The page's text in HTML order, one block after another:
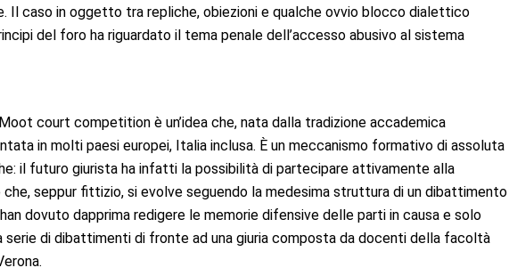
Il caso in oggetto tra repliche, obiezioni e qualche ovvio blocco dialettico
del foro ha riguardato il tema penale dell’accesso abusivo al sistema
Moot court competition è un’idea che, nata dalla tradizione accademica
in molti paesi europei, Italia inclusa. È un meccanismo formativo di assoluta
il futuro giurista ha infatti la possibilità di partecipare attivamente alla
che, seppur fittizio, si evolve seguendo la medesima struttura di un dibattimento
dovuto dapprima redigere le memorie difensive delle parti in causa e solo
serie di dibattimenti di fronte ad una giuria composta da docenti della facoltà